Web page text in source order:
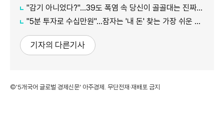
"감기 아니었다?"…39도 폭염 속 당신이 골골대는 진짜 이유
"5분 투자로 수십만원"…잠자는 '내 돈' 찾는 가장 쉬운 방법
기자의 다른기사
©'5개국어 글로벌 경제신문' 아주경제. 무단전재·재배포 금지